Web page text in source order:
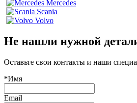
Mercedes
Scania
Volvo
Не нашли нужной
Оставьте свои контакты и наши
*Имя
Email